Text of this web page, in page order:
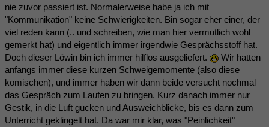
nie zuvor passiert ist. Normalerweise habe ja ich mit
"Kommunikation" keine Schwierigkeiten. Bin sogar eher einer, der
viel reden kann (.. und schreiben, wie man hier vermutlich wohl
gemerkt hat) und eigentlich immer irgendwie Gesprächsstoff hat.
Doch dieser Löwin bin ich immer hilflos ausgeliefert.
Wir hatten
anfangs immer diese kurzen Schweigemomente (also diese
komischen), und immer haben wir dann beide versucht nochmal
das Gespräch zum Laufen zu bringen. Kurz danach immer nur
Gestik, in die Luft gucken und Ausweichblicke, bis es dann zum
Unterricht geklingelt hat. Da war mir klar, was "Peinlichkeit"